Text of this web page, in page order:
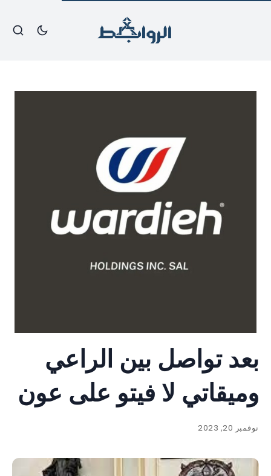
بعد تواصل بين الراعي
وميقاتي لا فيتو على عون
نوفمبر 20, 2023